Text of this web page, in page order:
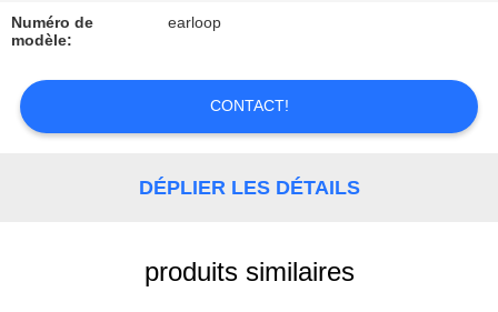
CONTACTEZ-
NOUS
Numéro de
modèle:
earloop
CONTACT!
DÉPLIER LES DÉTAILS
produits similaires